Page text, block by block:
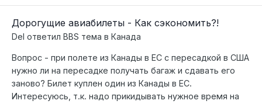
Дорогущие авиабилеты - Как сэкономить?!
Del ответил BBS тема в Канада
Вопрос - при полете из Канады в ЕС с пересадкой в США
нужно ли на пересадке получать багаж и сдавать его
заново? Билет куплен один из Канады в ЕС.
Интересуюсь, т.к. надо прикидывать нужное время на